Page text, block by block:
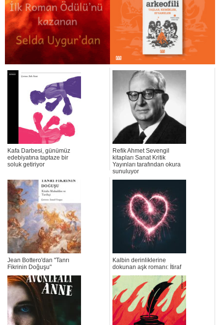
Kafa Darbesi, günümüz
edebiyatına taptaze bir
soluk getiriyor
Refik Ahmet Sevengil
kitapları Sanat Kritik
Yayınları tarafından okura
sunuluyor
Jean Bottero'dan "Tanrı
Fikrinin Doğuşu"
Kalbin derinliklerine
dokunan aşk romanı: İtiraf